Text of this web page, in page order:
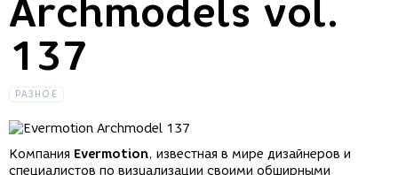
Archmodels vol.
137
РАЗНОЕ
Компания Evermotion, известная в мире дизайнеров и
специалистов по визуализации своими обширными